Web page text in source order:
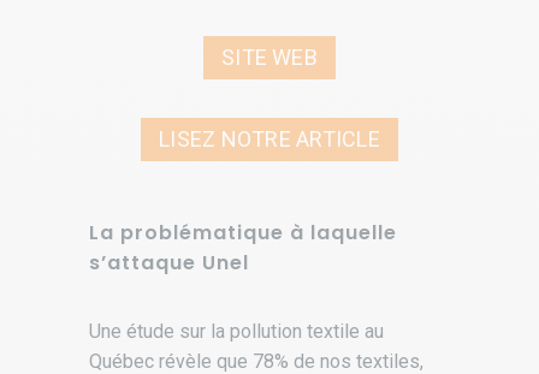
SITE WEB
LISEZ NOTRE ARTICLE
La problématique à laquelle
s’attaque Unel
Une étude sur la pollution textile au
Québec révèle que 78% de nos textiles,